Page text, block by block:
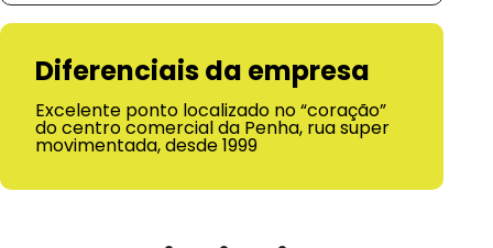
Diferenciais da empresa
Excelente ponto localizado no “coração”
do centro comercial da Penha, rua super
movimentada, desde 1999